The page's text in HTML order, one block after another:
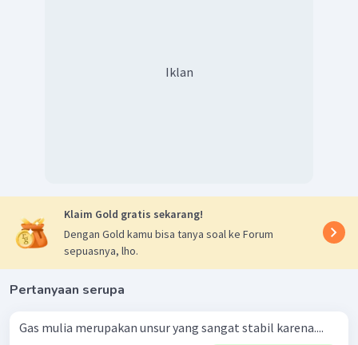
Iklan
Klaim Gold gratis sekarang!
Dengan Gold kamu bisa tanya soal ke Forum
sepuasnya, lho.
Pertanyaan serupa
Gas mulia merupakan unsur yang sangat stabil karena....